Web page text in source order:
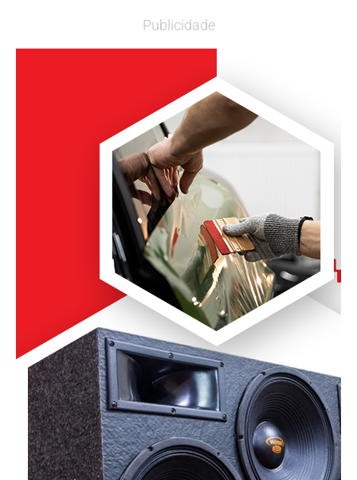
Publicidade